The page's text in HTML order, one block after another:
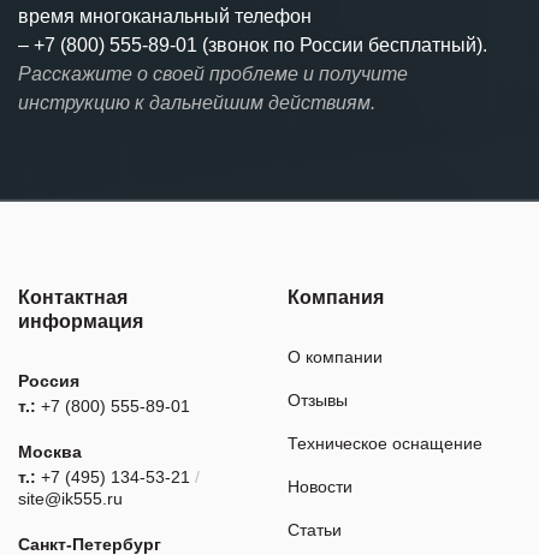
время многоканальный телефон
– +7 (800) 555-89-01 (звонок по России бесплатный).
Расскажите о своей проблеме и получите
инструкцию к дальнейшим действиям.
Контактная
информация
Россия
т.: +7 (800) 555-89-01
Москва
т.: +7 (495) 134-53-21 /
site@ik555.ru
Санкт-Петербург
Компания
О компании
Отзывы
Техническое оснащение
Новости
Статьи